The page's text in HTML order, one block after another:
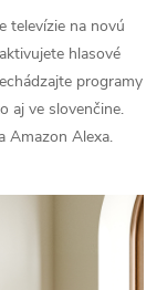
televízie na novú
hlasové
programy
aj ve slovenčine.
Amazon Alexa.